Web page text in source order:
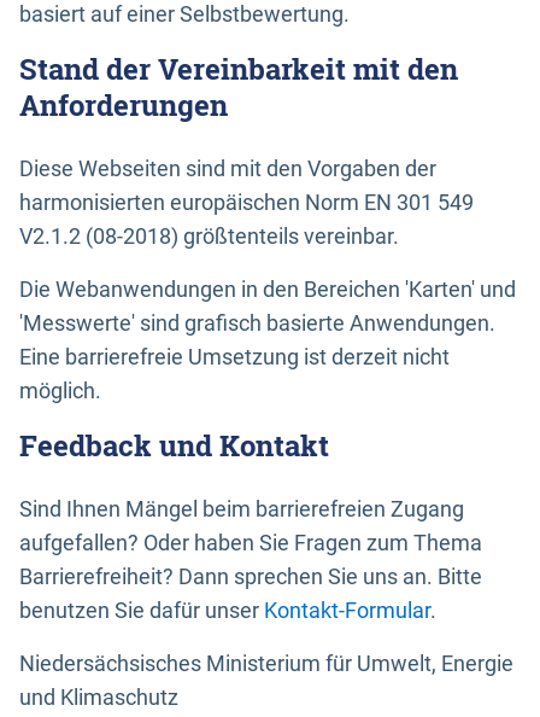
basiert auf einer Selbstbewertung.
Stand der Vereinbarkeit mit den
Anforderungen
Diese Webseiten sind mit den Vorgaben der
harmonisierten europäischen Norm EN 301 549
V2.1.2 (08-2018) größtenteils vereinbar.
Die Webanwendungen in den Bereichen 'Karten' und
'Messwerte' sind grafisch basierte Anwendungen.
Eine barrierefreie Umsetzung ist derzeit nicht
möglich.
Feedback und Kontakt
Sind Ihnen Mängel beim barrierefreien Zugang
aufgefallen? Oder haben Sie Fragen zum Thema
Barrierefreiheit? Dann sprechen Sie uns an. Bitte
benutzen Sie dafür unser Kontakt-Formular.
Niedersächsisches Ministerium für Umwelt, Energie
und Klimaschutz